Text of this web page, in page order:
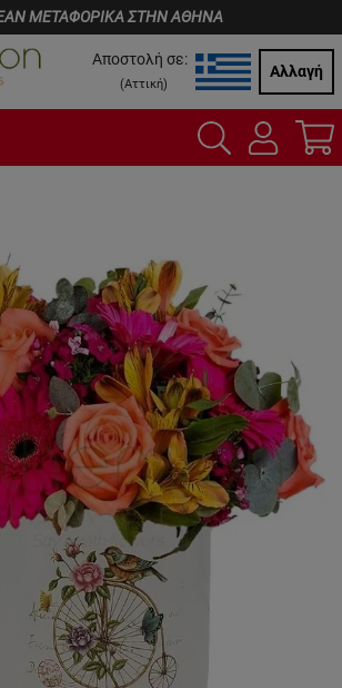
ΜΕΤΑΦΟΡΙΚΑ ΣΤΗΝ ΑΘΗΝΑ
Αποστολή σε:
(Αττική)
Αλλαγή